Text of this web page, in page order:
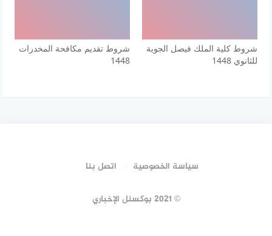
شروط كلية الملك فيصل الجوية
للثانوي 1448
شروط تقديم مكافحة المخدرات
1448
سياسة الخصوصية اتصل بنا
© 2021 بوكسنل الإخباري